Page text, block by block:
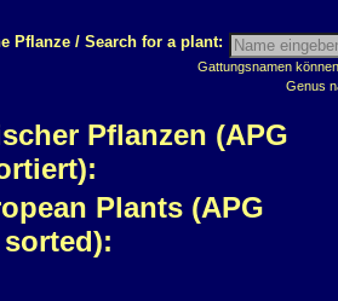
Pflanze / Search for a plant:
Gattungsnamen
Genus
Pflanzen (APG
Plants (APG